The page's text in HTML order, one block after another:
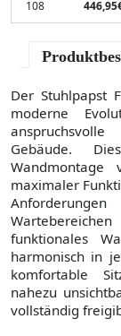
108
Der Stuhlpapst
moderne
Gebäude.
Wandmontage
maximaler
funktionales
harmonisch in
komfortable
nahezu
vollständig